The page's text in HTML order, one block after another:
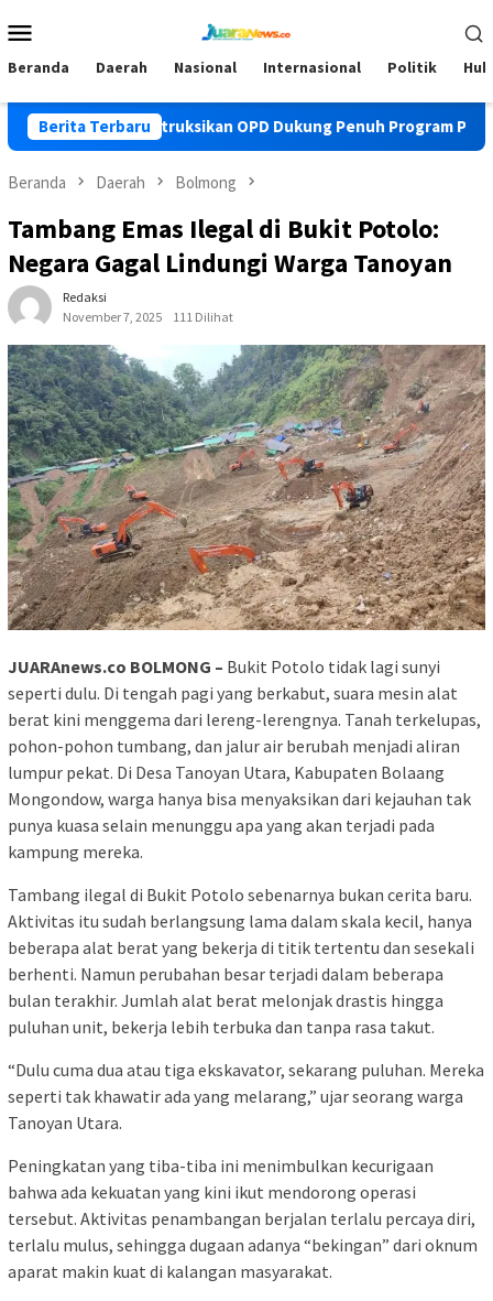
ke
Mobile
Beranda Daerah Nasional Internasional Politik
Berita Terbaru
Yusra Instruksikan OPD Dukung Penuh Program PKK
Beranda Daerah Bolmong
Tambang Emas Ilegal di Bukit Potolo:
Negara Gagal Lindungi Warga Tanoyan
Redaksi
November 7, 2025
111 Dilihat
JUARAnews.co BOLMONG – Bukit Potolo tidak lagi sunyi
seperti dulu. Di tengah pagi yang berkabut, suara mesin alat
berat kini menggema dari lereng-lerengnya. Tanah terkelupas,
pohon-pohon tumbang, dan jalur air berubah menjadi aliran
lumpur pekat. Di Desa Tanoyan Utara, Kabupaten Bolaang
Mongondow, warga hanya bisa menyaksikan dari kejauhan tak
punya kuasa selain menunggu apa yang akan terjadi pada
kampung mereka.
Tambang ilegal di Bukit Potolo sebenarnya bukan cerita baru.
Aktivitas itu sudah berlangsung lama dalam skala kecil, hanya
beberapa alat berat yang bekerja di titik tertentu dan sesekali
berhenti. Namun perubahan besar terjadi dalam beberapa
bulan terakhir. Jumlah alat berat melonjak drastis hingga
puluhan unit, bekerja lebih terbuka dan tanpa rasa takut.
“Dulu cuma dua atau tiga ekskavator, sekarang puluhan. Mereka
seperti tak khawatir ada yang melarang,” ujar seorang warga
Tanoyan Utara.
Peningkatan yang tiba-tiba ini menimbulkan kecurigaan
bahwa ada kekuatan yang kini ikut mendorong operasi
tersebut. Aktivitas penambangan berjalan terlalu percaya diri,
terlalu mulus, sehingga dugaan adanya “bekingan” dari oknum
aparat makin kuat di kalangan masyarakat.